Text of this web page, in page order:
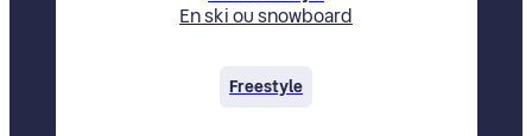
En ski ou snowboard
Freestyle